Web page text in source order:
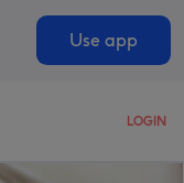
Use app
LOGIN